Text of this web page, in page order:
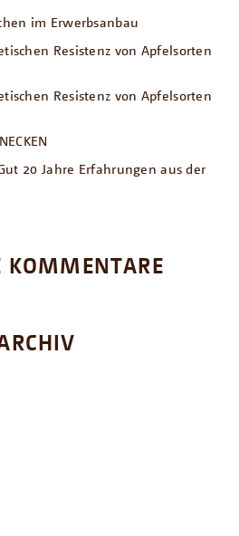
im Erwerbsanbau
Resistenz von Apfelsorten
Resistenz von Apfelsorten
20 Jahre Erfahrungen aus der
KOMMENTARE